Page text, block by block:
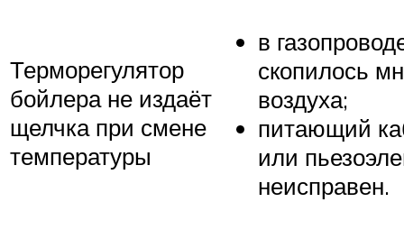
Терморегулятор
бойлера не издаёт
щелчка при смене
температуры
в
скопилось
воздуха;
питающий
или
неисправен.